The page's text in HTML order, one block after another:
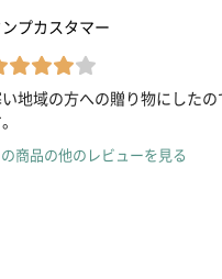
プカスタマー
地域の方への贈り物にした
商品の他のレビューを見る